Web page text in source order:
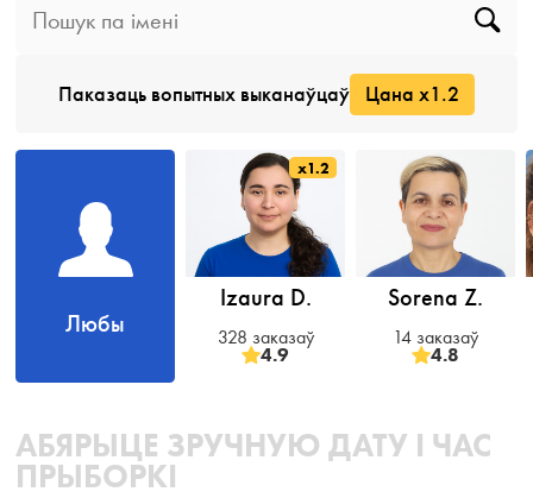
Паказаць вопытных выканаўцаў Цана x1.2
Любы
x1.2
Izaura D.
328 заказаў
4.9
Sorena Z.
14 заказаў
4.8
АБЯРЫЦЕ ЗРУЧНУЮ ДАТУ І ЧАС
ПРЫБОРКІ